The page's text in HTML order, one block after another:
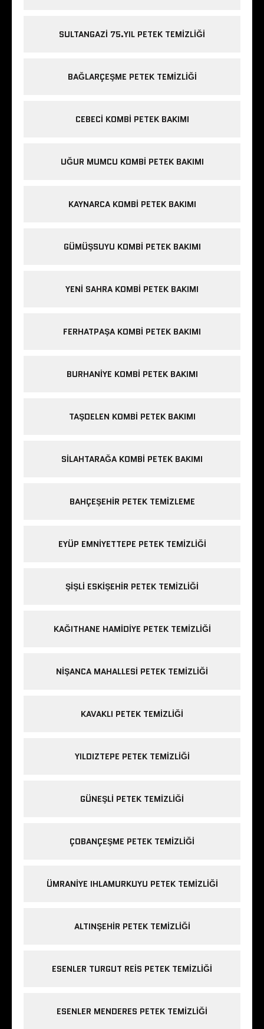
SULTANGAZI 75.YIL PETEK TEMIZLIĞI
BAĞLARÇEŞME PETEK TEMIZLIĞI
CEBECI KOMBI PETEK BAKIMI
UĞUR MUMCU KOMBI PETEK BAKIMI
KAYNARCA KOMBI PETEK BAKIMI
GÜMÜŞSUYU KOMBI PETEK BAKIMI
YENI SAHRA KOMBI PETEK BAKIMI
FERHATPAŞA KOMBI PETEK BAKIMI
BURHANIYE KOMBI PETEK BAKIMI
TAŞDELEN KOMBI PETEK BAKIMI
SILAHTARAĞA KOMBI PETEK BAKIMI
BAHÇEŞEHIR PETEK TEMIZLEME
EYÜP EMNIYETTEPE PETEK TEMIZLIĞI
ŞIŞLI ESKIŞEHIR PETEK TEMIZLIĞI
KAĞITHANE HAMIDIYE PETEK TEMIZLIĞI
NIŞANCA MAHALLESI PETEK TEMIZLIĞI
KAVAKLI PETEK TEMIZLIĞI
YILDIZTEPE PETEK TEMIZLIĞI
GÜNEŞLI PETEK TEMIZLIĞI
ÇOBANÇEŞME PETEK TEMIZLIĞI
ÜMRANIYE IHLAMURKUYU PETEK TEMIZLIĞI
ALTINŞEHIR PETEK TEMIZLIĞI
ESENLER TURGUT REIS PETEK TEMIZLIĞI
ESENLER MENDERES PETEK TEMIZLIĞI